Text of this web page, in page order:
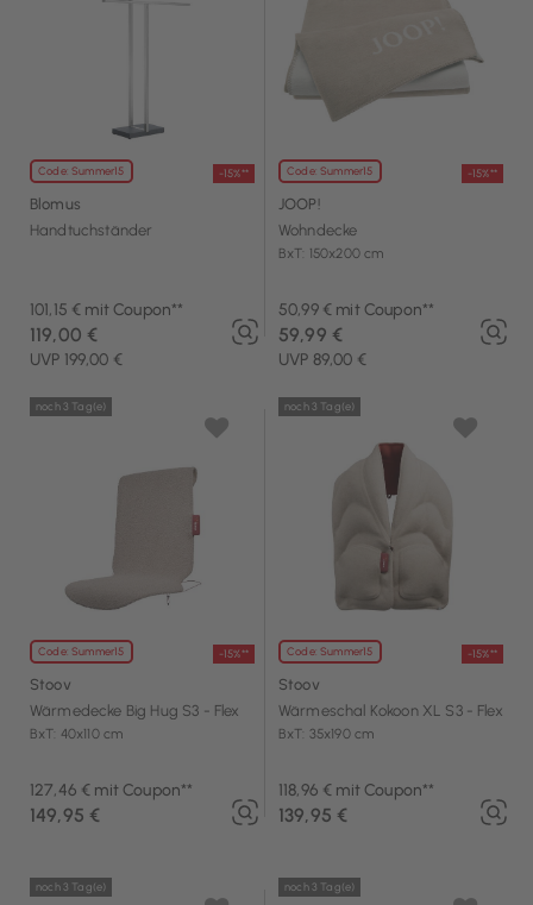
Code: Summer15 -15%**
Blomus
Handtuchständer
101,15 € mit Coupon**
UVP 199,00 €
119,00 €
Code: Summer15 -15%**
JOOP!
Wohndecke
BxT: 150x200 cm
50,99 € mit Coupon**
UVP 89,00 €
59,99 €
Code: Summer15 -15%**
noch 3 Tag(e)
Stoov
Wärmedecke Big Hug S3 - Flex
BxT: 40x110 cm
127,46 € mit Coupon**
149,95 €
Code: Summer15 -15%**
noch 3 Tag(e)
Stoov
Wärmeschal Kokoon XL S3 - Flex
BxT: 35x190 cm
118,96 € mit Coupon**
139,95 €
noch 3 Tag(e) noch 3 Tag(e)